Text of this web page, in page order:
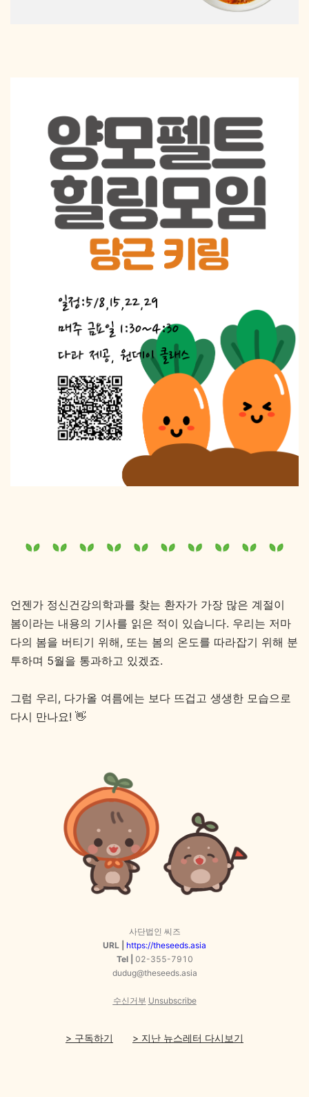
언젠가 정신건강의학과를 찾는 환자가 가장 많은 계절이
봄이라는 내용의 기사를 읽은 적이 있습니다. 우리는 저마
다의 봄을 버티기 위해, 또는 봄의 온도를 따라잡기 위해 분
투하며 5월을 통과하고 있겠죠.
그럼 우리, 다가올 여름에는 보다 뜨겁고 생생한 모습으로
다시 만나요! 👋
사단법인 씨즈
URL |
https://theseeds.asia
Tel | 02-355-7910
dudug@theseeds.asia
수신거부 Unsubscribe
> 구독하기 > 지난 뉴스레터 다시보기